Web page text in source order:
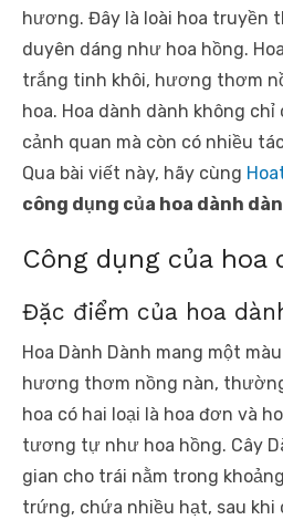
hương. Đây là loài hoa truyền
duyên dáng như hoa hồng.
trắng tinh khôi, hương thơm
hoa. Hoa dành dành không
cảnh quan mà còn có nhiều
Qua bài viết này, hãy cùng
công dụng của hoa dành
Công dụng của hoa
Đặc điểm của hoa
Hoa Dành Dành mang một
hương thơm nồng nàn,
hoa có hai loại là hoa đơn và
tương tự như hoa hồng. Cây
gian cho trái nằm trong
trứng, chứa nhiều hạt, sau khi